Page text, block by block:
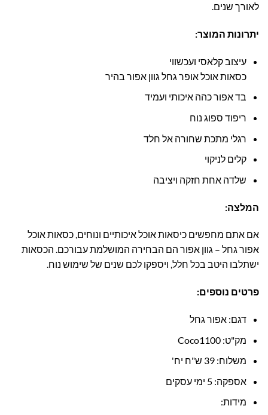
לאורך שנים.
יתרונות המוצר:
עיצוב קלאסי ועכשווי
כסאות אוכל אופר גחל גוון אפור בהיר
בד אפור כהה איכותי ועמיד
ריפוד ספוג נוח
רגלי מתכת שחורה אל חלד
קלים לניקוי
שלדה אחת חזקה ויציבה
המלצה:
אם אתם מחפשים כיסאות אוכל איכותיים ונוחים, כסאות אוכל
אפור גחל – גוון אפור הם הבחירה המושלמת עבורכם. הכסאות
ישתלבו היטב בכל חלל, ויספקו לכם שנים של שימוש נוח.
פרטים נוספים:
דגם: אפור גחל
מק"ט: Coco1100
משלוח: 39 ש"ח יח'
אספקה: 5 ימי עסקים
מידות: